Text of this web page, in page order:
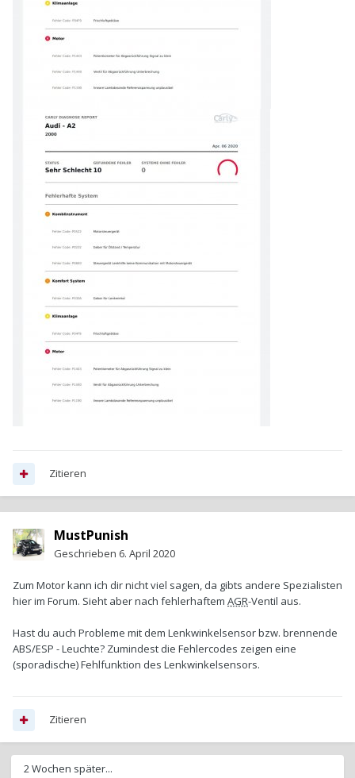
Zitieren
MustPunish
Geschrieben 6. April 2020
Zum Motor kann ich dir nicht viel sagen, da gibts andere Spezialisten
hier im Forum. Sieht aber nach fehlerhaftem AGR-Ventil aus.
Hast du auch Probleme mit dem Lenkwinkelsensor bzw. brennende
ABS/ESP - Leuchte? Zumindest die Fehlercodes zeigen eine
(sporadische) Fehlfunktion des Lenkwinkelsensors.
Zitieren
2 Wochen später...